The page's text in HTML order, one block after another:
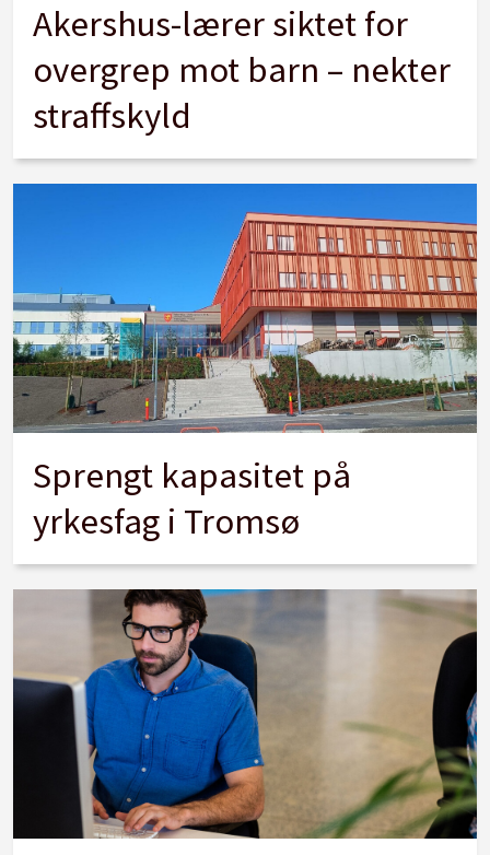
Akershus-lærer siktet for
overgrep mot barn – nekter
straffskyld
Sprengt kapasitet på
yrkesfag i Tromsø